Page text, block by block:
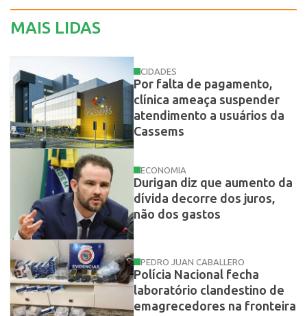
MAIS LIDAS
CIDADES
Por falta de pagamento,
clínica ameaça suspender
atendimento a usuários da
Cassems
ECONOMIA
Durigan diz que aumento da
dívida decorre dos juros,
não dos gastos
PEDRO JUAN CABALLERO
Polícia Nacional fecha
laboratório clandestino de
emagrecedores na fronteira